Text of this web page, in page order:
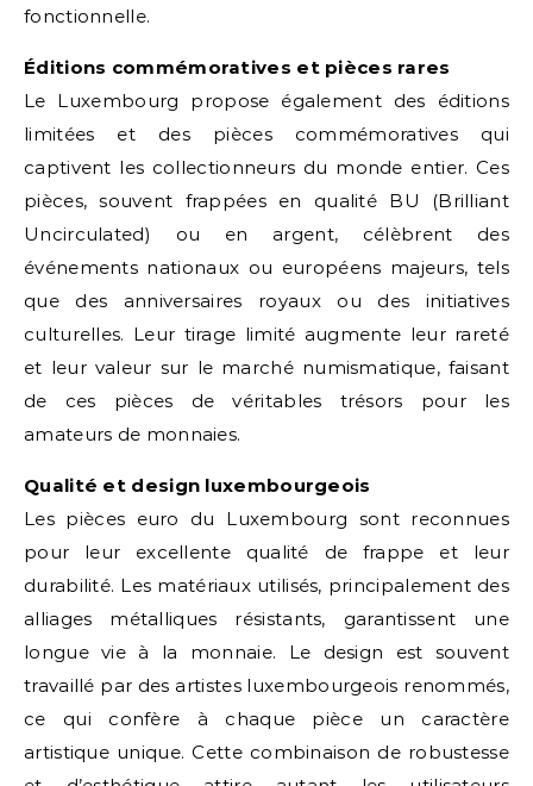
fonctionnelle.
Éditions commémoratives et pièces rares
Le Luxembourg propose également des éditions
limitées et des pièces commémoratives qui
captivent les collectionneurs du monde entier. Ces
pièces, souvent frappées en qualité BU (Brilliant
Uncirculated) ou en argent, célèbrent des
événements nationaux ou européens majeurs, tels
que des anniversaires royaux ou des initiatives
culturelles. Leur tirage limité augmente leur rareté
et leur valeur sur le marché numismatique, faisant
de ces pièces de véritables trésors pour les
amateurs de monnaies.
Qualité et design luxembourgeois
Les pièces euro du Luxembourg sont reconnues
pour leur excellente qualité de frappe et leur
durabilité. Les matériaux utilisés, principalement des
alliages métalliques résistants, garantissent une
longue vie à la monnaie. Le design est souvent
travaillé par des artistes luxembourgeois renommés,
ce qui confère à chaque pièce un caractère
artistique unique. Cette combinaison de robustesse